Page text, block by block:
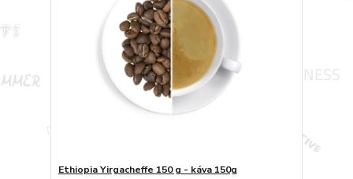
Ethiopia Yirgacheffe 150 g - káva 150g